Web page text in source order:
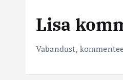
Lisa
Vabandust,